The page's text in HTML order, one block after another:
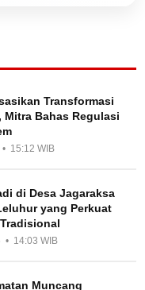
Transformasi
Mitra Bahas Regulasi
15:12 WIB
di Desa Jagaraksa
yang Perkuat
• 14:03 WIB
Muncang